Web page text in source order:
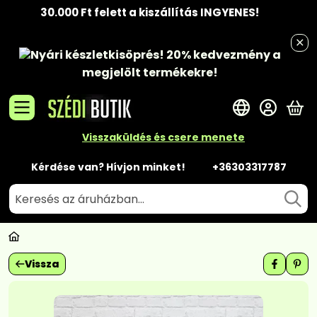
30.000 Ft felett a kiszállítás INGYENES!
Nyári készletkisöprés! 20% kedvezménya
megjelölt termékekre!
Visszaküldés és csere menete
Kérdése van? Hívjon minket! +36303317787
A
Vissza